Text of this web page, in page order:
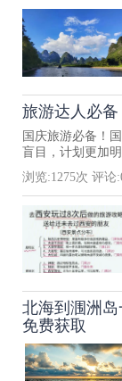
旅游达人必
国庆旅游必备！
盲目，计划更加
浏览:1275次 评论:
北海到涠洲岛
免费获取